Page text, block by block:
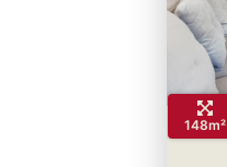
148m²